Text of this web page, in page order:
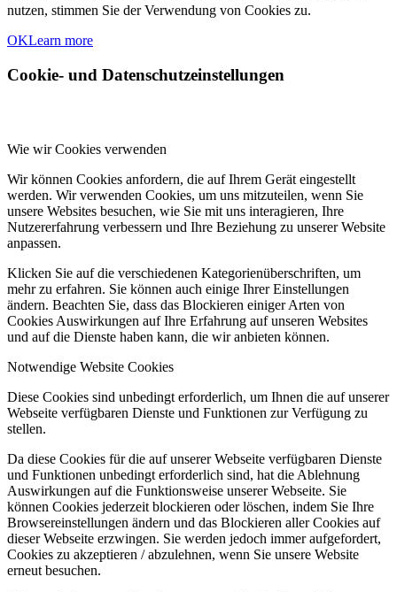
nutzen, stimmen Sie der Verwendung von Cookies zu.
OKLearn more
Cookie- und Datenschutzeinstellungen
Wie wir Cookies verwenden
Wir können Cookies anfordern, die auf Ihrem Gerät eingestellt
werden. Wir verwenden Cookies, um uns mitzuteilen, wenn Sie
unsere Websites besuchen, wie Sie mit uns interagieren, Ihre
Nutzererfahrung verbessern und Ihre Beziehung zu unserer Website
anpassen.
Klicken Sie auf die verschiedenen Kategorienüberschriften, um
mehr zu erfahren. Sie können auch einige Ihrer Einstellungen
ändern. Beachten Sie, dass das Blockieren einiger Arten von
Cookies Auswirkungen auf Ihre Erfahrung auf unseren Websites
und auf die Dienste haben kann, die wir anbieten können.
Notwendige Website Cookies
Diese Cookies sind unbedingt erforderlich, um Ihnen die auf unserer
Webseite verfügbaren Dienste und Funktionen zur Verfügung zu
stellen.
Da diese Cookies für die auf unserer Webseite verfügbaren Dienste
und Funktionen unbedingt erforderlich sind, hat die Ablehnung
Auswirkungen auf die Funktionsweise unserer Webseite. Sie
können Cookies jederzeit blockieren oder löschen, indem Sie Ihre
Browsereinstellungen ändern und das Blockieren aller Cookies auf
dieser Webseite erzwingen. Sie werden jedoch immer aufgefordert,
Cookies zu akzeptieren / abzulehnen, wenn Sie unsere Website
erneut besuchen.